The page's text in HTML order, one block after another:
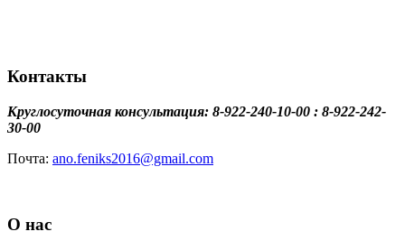
Контакты
Круглосуточная консультация: 8-922-240-10-00 : 8-922-242-
30-00
Почта: ano.feniks2016@gmail.com
О нас